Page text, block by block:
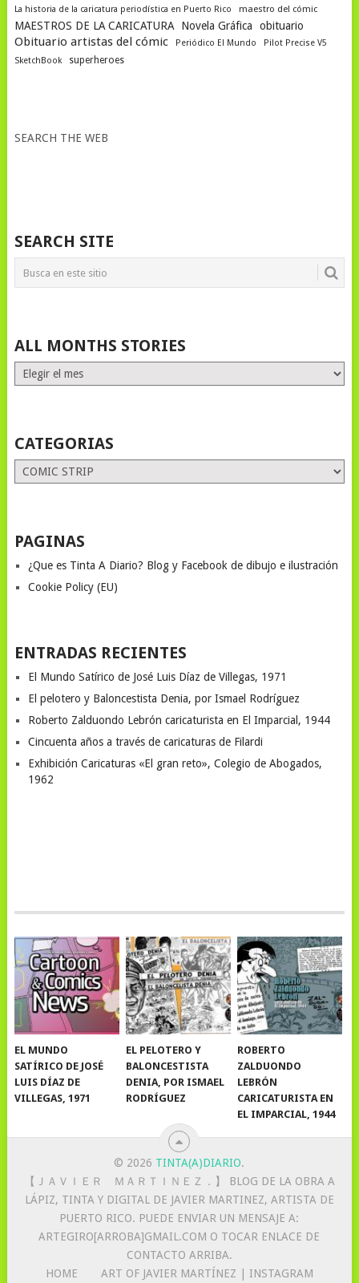
La historia de la caricatura periodística en Puerto Rico
maestro del cómic
MAESTROS DE LA CARICATURA Novela Gráfica obituario
Obituario artistas del cómic Periódico El Mundo
Pilot Precise V5
SketchBook
superheroes
SEARCH THE WEB
SEARCH SITE
ALL MONTHS STORIES
ALL
MONTHS
CATEGORIAS
Categorias
PAGINAS
¿Que es Tinta A Diario? Blog y Facebook de dibujo e ilustración
Cookie Policy (EU)
ENTRADAS RECIENTES
El Mundo Satírico de José Luis Díaz de Villegas, 1971
El pelotero y Baloncestista Denia, por Ismael Rodríguez
Roberto Zalduondo Lebrón caricaturista en El Imparcial, 1944
Cincuenta años a través de caricaturas de Filardi
Exhibición Caricaturas «El gran reto», Colegio de Abogados,
1962
EL MUNDO
SATÍRICO DE JOSÉ
LUIS DÍAZ DE
VILLEGAS, 1971
EL PELOTERO Y
BALONCESTISTA
DENIA, POR ISMAEL
RODRÍGUEZ
ROBERTO
ZALDUONDO
LEBRÓN
CARICATURISTA EN
EL IMPARCIAL, 1944
© 2026 TINTA(A)DIARIO.
【 ＪＡＶＩＥＲ ＭＡＲＴＩＮＥＺ．】 BLOG DE LA OBRA A
LÁPIZ, TINTA Y DIGITAL DE JAVIER MARTINEZ, ARTISTA DE
PUERTO RICO. PUEDE ENVIAR UN MENSAJE A:
ARTEGIRO[ARROBA]GMAIL.COM O TOCAR ENLACE DE
CONTACTO ARRIBA.
HOME
ART OF JAVIER MARTÍNEZ | INSTAGRAM